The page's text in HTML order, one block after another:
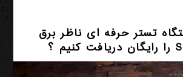
تستر حرفه ای ناظر برق